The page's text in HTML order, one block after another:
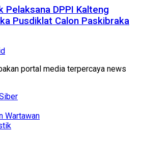
Pelaksana DPPI Kalteng
Pusdiklat Calon Paskibraka
portal media terpercaya news
Wartawan